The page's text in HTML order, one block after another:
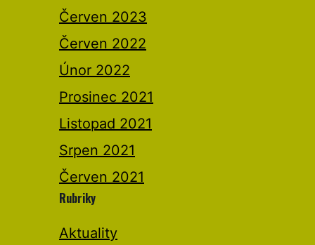
Červen 2023
Červen 2022
Únor 2022
Prosinec 2021
Listopad 2021
Srpen 2021
Červen 2021
Rubriky
Aktuality